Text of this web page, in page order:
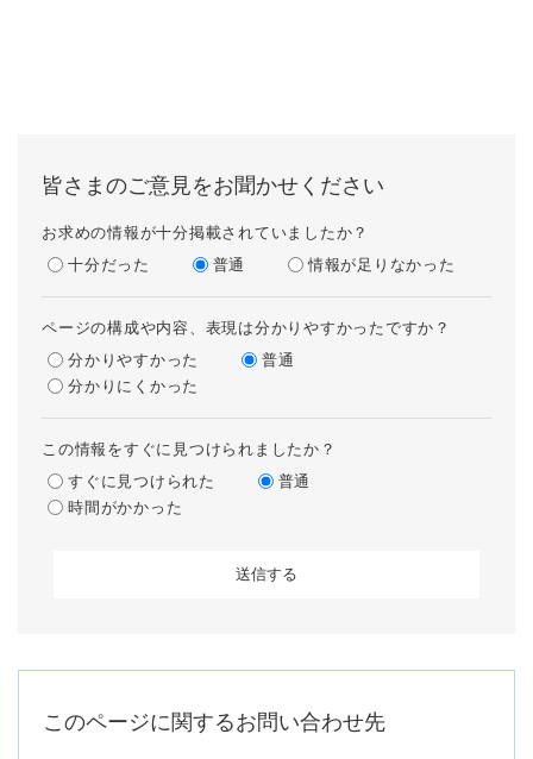
皆さまのご意見をお聞かせください
お求めの情報が十分掲載されていましたか？
十分だった
普通 情報が足りなかった
ページの構成や内容、表現は分かりやすかったですか？
分かりやすかった
普通
分かりにくかった
この情報をすぐに見つけられましたか？
すぐに見つけられた
普通
時間がかかった
このページに関するお問い合わせ先